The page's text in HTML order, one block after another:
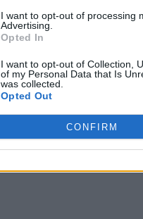
I want to opt-out of processing
Advertising.
Opted In
I want to opt-out of Collection,
of my Personal Data that Is
was collected.
Opted Out
CONFIRM